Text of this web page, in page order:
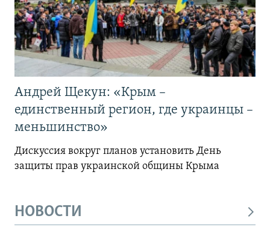
Андрей Щекун: «Крым –
единственный регион, где украинцы –
меньшинство»
Дискуссия вокруг планов установить День
защиты прав украинской общины Крыма
НОВОСТИ